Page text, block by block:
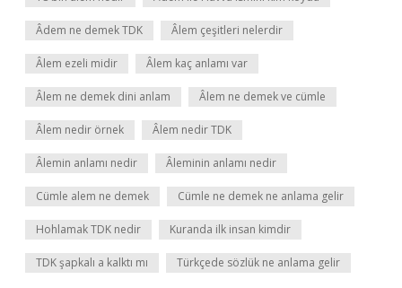
Âdem ne demek TDK Âlem çeşitleri nelerdir
Âlem ezeli midir Âlem kaç anlamı var
Âlem ne demek dini anlam Âlem ne demek ve cümle
Âlem nedir örnek Âlem nedir TDK
Âlemin anlamı nedir Âleminin anlamı nedir
Cümle alem ne demek Cümle ne demek ne anlama gelir
Hohlamak TDK nedir Kuranda ilk insan kimdir
TDK şapkalı a kalktı mı Türkçede sözlük ne anlama gelir